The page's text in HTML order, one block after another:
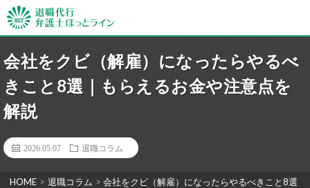
会社をクビ（解雇）になったらやるべ
きこと8選｜もらえるお金や注意点を
解説
2026.05.07 退職コラム
HOME > 退職コラム > 会社をクビ（解雇）になったらやるべきこと8選